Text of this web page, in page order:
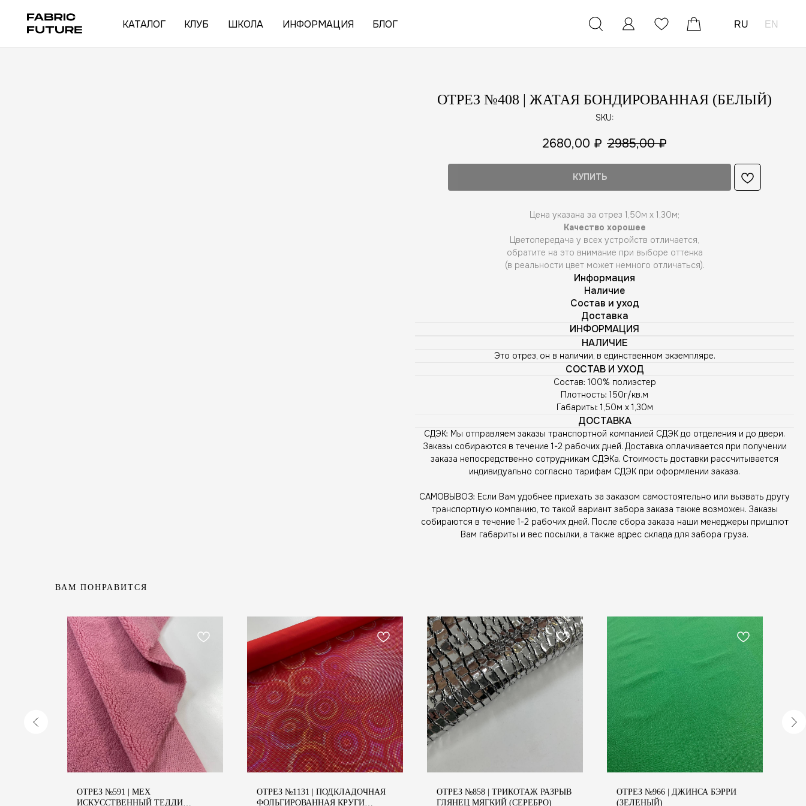
RU EN
КАТАЛОГ КЛУБ ШКОЛА ИНФОРМАЦИЯ БЛОГ
ОТРЕЗ №408 | ЖАТАЯ БОНДИРОВАННАЯ (БЕЛЫЙ)
SKU:
2680,00 ₽ 2985,00 ₽
КУПИТЬ
Цена указана за отрез 1,50м х 1,30м;
Качество хорошее
Цветопередача у всех устройств отличается,
обратите на это внимание при выборе оттенка
(в реальности цвет может немного отличаться).
Информация
Наличие
Состав и уход
Доставка
ИНФОРМАЦИЯ
НАЛИЧИЕ
Это отрез, он в наличии, в единственном экземпляре.
СОСТАВ И УХОД
Состав: 100% полиэстер
Плотность: 150г/кв.м
Габариты: 1,50м х 1,30м
ДОСТАВКА
СДЭК: Мы отправляем заказы транспортной компанией СДЭК до отделения и до двери.
Заказы собираются в течение 1-2 рабочих дней. Доставка оплачивается при получении
заказа непосредственно сотрудникам СДЭКа. Стоимость доставки рассчитывается
индивидуально согласно тарифам СДЭК при оформлении заказа.
САМОВЫВОЗ: Если Вам удобнее приехать за заказом самостоятельно или вызвать другу
транспортную компанию, то такой вариант забора заказа также возможен. Заказы
собираются в течение 1-2 рабочих дней. После сбора заказа наши менеджеры пришлют
Вам габариты и вес посылки, а также адрес склада для забора груза.
ВАМ ПОНРАВИТСЯ
ОТРЕЗ №591 | МЕХ
ИСКУССТВЕННЫЙ ТЕДДИ
ОТРЕЗ №1131 | ПОДКЛАДОЧНАЯ
ФОЛЬГИРОВАННАЯ КРУГИ
ОТРЕЗ №858 | ТРИКОТАЖ РАЗРЫВ
ГЛЯНЕЦ МЯГКИЙ (СЕРЕБРО)
ОТРЕЗ №966 | ДЖИНСА БЭРРИ
(ЗЕЛЕНЫЙ)
ПОКУПАТЕЛЯМ